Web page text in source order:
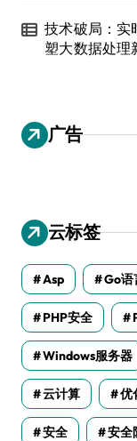
技术破局：实
塑大数据处理
广告
云标签
Asp Go语
PHP安全
Windows服务器
云计算 优
安全 安全